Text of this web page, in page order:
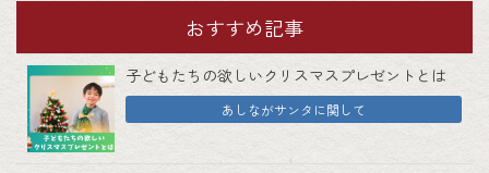
おすすめ記事
子どもたちの欲しいクリスマスプレゼントとは
あしながサンタに関して